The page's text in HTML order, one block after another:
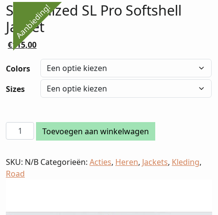
Aanbieding!
Specialized SL Pro Softshell
Jacket
Oorspronkelijke
was:
€115,00Huidige
€115,00.
Colors
Sizes
Specialized
SL
Softshell
Jacket
Toevoegen aan winkelwagen
SKU: N/B Categorieën: Acties, Heren, Jackets, Kleding,
Road